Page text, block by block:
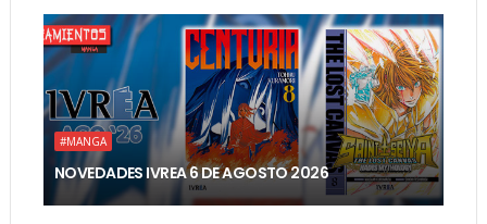
#MANGA
NOVEDADES IVREA 6 DE AGOSTO 2026